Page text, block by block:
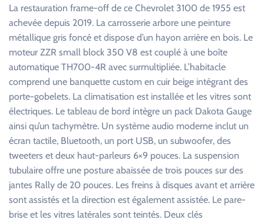
La restauration frame-off de ce Chevrolet 3100 de 1955 est
achevée depuis 2019. La carrosserie arbore une peinture
métallique gris foncé et dispose d’un hayon arrière en bois. Le
moteur ZZR small block 350 V8 est couplé à une boîte
automatique TH700-4R avec surmultipliée. L’habitacle
comprend une banquette custom en cuir beige intégrant des
porte-gobelets. La climatisation est installée et les vitres sont
électriques. Le tableau de bord intègre un pack Dakota Gauge
ainsi qu’un tachymètre. Un système audio moderne inclut un
écran tactile, Bluetooth, un port USB, un subwoofer, des
tweeters et deux haut-parleurs 6×9 pouces. La suspension
tubulaire offre une posture abaissée de trois pouces sur des
jantes Rally de 20 pouces. Les freins à disques avant et arrière
sont assistés et la direction est également assistée. Le pare-
brise et les vitres latérales sont teintés. Deux clés